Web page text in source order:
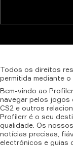
Todos os direitos
permitida mediante o
Bem-vindo ao
navegar pelos jogos
CS2 e outros
Profilerr é o seu
qualidade. Os
notícias precisas,
electrónicos e guias